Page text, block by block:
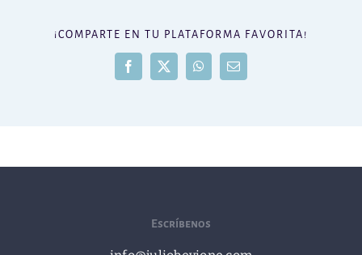
¡COMPARTE EN TU PLATAFORMA FAVORITA!
Facebook
X WhatsAppCorreo
Escríbenos